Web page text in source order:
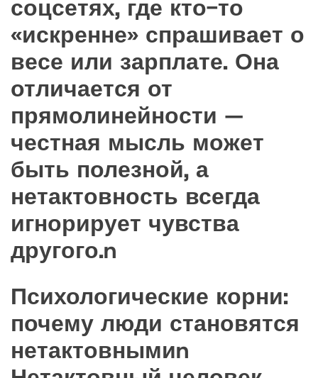
соцсетях, где кто-то
«искренне» спрашивает о
весе или зарплате. Она
отличается от
прямолинейности —
честная мысль может
быть полезной, а
нетактовность всегда
игнорирует чувства
другого.n
Психологические корни:
почему люди становятся
нетактовнымиn